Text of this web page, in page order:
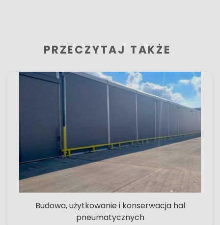
PRZECZYTAJ TAKŻE
Budowa, użytkowanie i konserwacja hal
pneumatycznych